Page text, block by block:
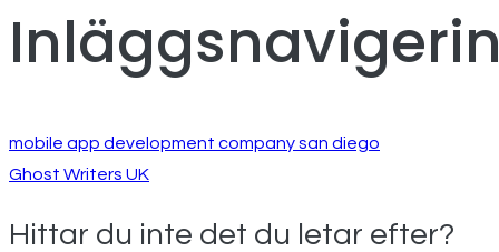
mobile app development company san diego
Ghost Writers UK
Hittar du inte det du letar efter?